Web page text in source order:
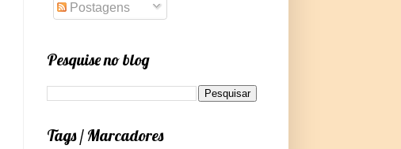
Postagens
Pesquise no blog
Tags / Marcadores